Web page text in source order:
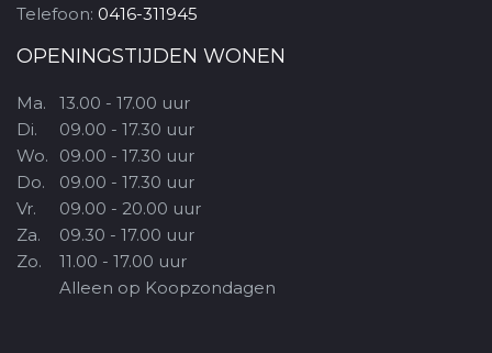
Telefoon: 0416-311945
OPENINGSTIJDEN WONEN
Ma.
Di.
Wo.
Do.
Vr.
Za.
Zo.
13.00 - 17.00 uur
09.00 - 17.30 uur
09.00 - 17.30 uur
09.00 - 17.30 uur
09.00 - 20.00 uur
09.30 - 17.00 uur
11.00 - 17.00 uur
Alleen op Koopzondagen